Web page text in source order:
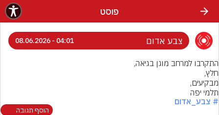
פוסט
צבע אדום 04:01 - 08.06.2026
תלמי יפה
# צבע_אדום
הוסף תגובה